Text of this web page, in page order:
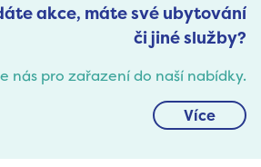
akce, máte své ubytování
či jiné služby?
nás pro zařazení do naší nabídky.
Více